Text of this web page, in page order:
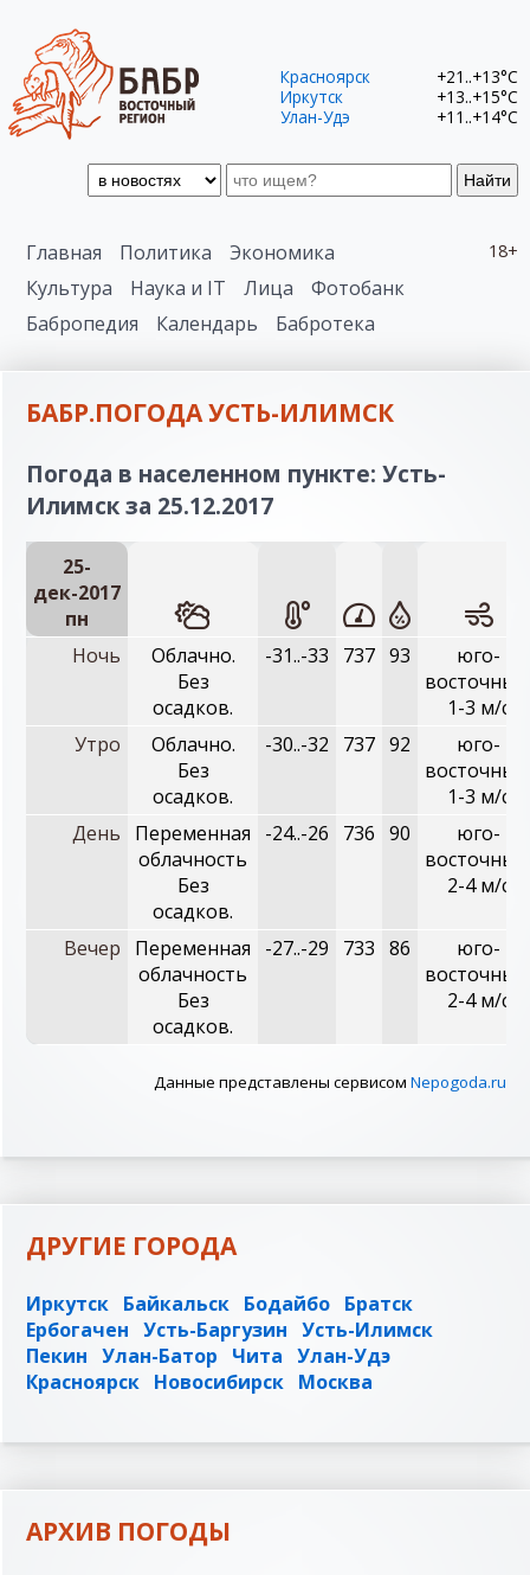
Найти
Красноярск
+21..+13°C
Иркутск
+13..+15°C
Улан-Удэ
+11..+14°C
18+
Главная Политика
Экономика
Культура
Наука и IT Лица
Фотобанк
Бабропедия
Календарь Бабротека
БАБР.ПОГОДА УСТЬ-ИЛИМСК
Погода в населенном пункте: Усть-
Илимск за 25.12.2017
25-
дек-2017
пн
Ночь
Облачно.
Без
осадков.
-31..-33 737 93
юго-
1-3 м/с
Утро
Облачно.
Без
осадков.
-30..-32 737 92
юго-
1-3 м/с
День
Переменная
облачность
Без
осадков.
-24..-26 736 90
юго-
2-4 м/с
Вечер
Переменная
облачность
Без
осадков.
-27..-29 733 86
юго-
2-4 м/с
Данные представлены сервисом Nepogoda.ru
ДРУГИЕ ГОРОДА
Иркутск Байкальск Бодайбо Братск
Ербогачен Усть-Баргузин Усть-Илимск
Пекин Улан-Батор Чита Улан-Удэ
Красноярск Новосибирск Москва
АРХИВ ПОГОДЫ